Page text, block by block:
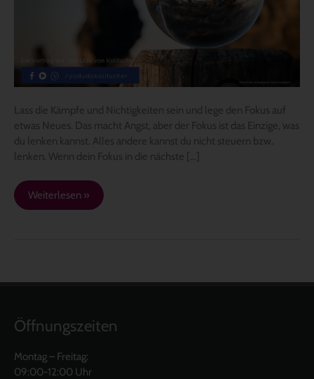
Lass die Kämpfe und Nichtigkeiten sein und lege den Fokus auf
etwas Neues. Das macht Angst, aber der Fokus ist das Einzige, was
du lenken kannst. Alles andere kannst du nicht steuern bzw.
lenken. Wenn dein Fokus in die nächste […]
Weiterlesen »
Öffnungszeiten
Montag – Freitag:
09:00-12:00 Uhr